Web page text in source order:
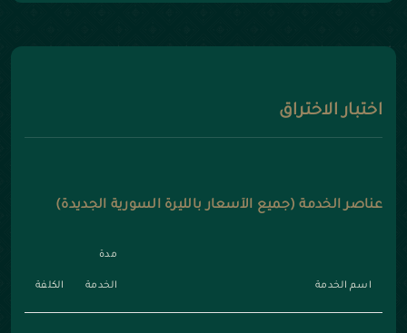
اختبار الاختراق
عناصر الخدمة (جميع الأسعار بالليرة السورية الجديدة)
اسم الخدمة
مدة
الخدمة الكلفة